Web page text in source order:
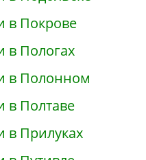
в Покрове
в Пологах
в Полонном
в Полтаве
в Прилуках